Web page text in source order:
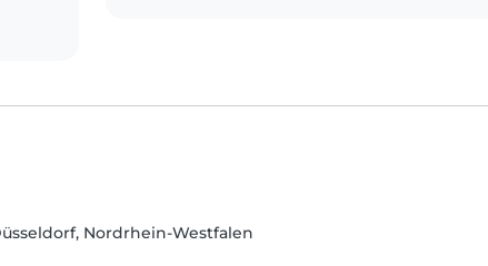
Nordrhein-Westfalen